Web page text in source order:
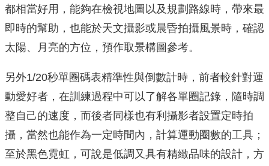
都相當好用，能夠在檢視地圖以及規劃路線時，帶來最
即時的幫助，也能於天文攝影或晨昏拍攝風景時，確認
太陽、月亮的方位，預作取景構圖參考。
另外1/20秒單圈碼表精準性與倒數計時，前者較針對運
動愛好者，在訓練過程中可以了解各單圈記錄，隨時調
整自己的速度，而後者同樣也有利攝影者設置定時拍
攝，當然也能作為一定時間內，計算運動圈數的工具；
至於黑色霓虹，可說是低調又具有精緻品味的設計，方